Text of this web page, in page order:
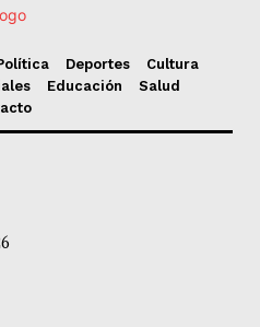
Deportes
Cultura
Educación
Salud